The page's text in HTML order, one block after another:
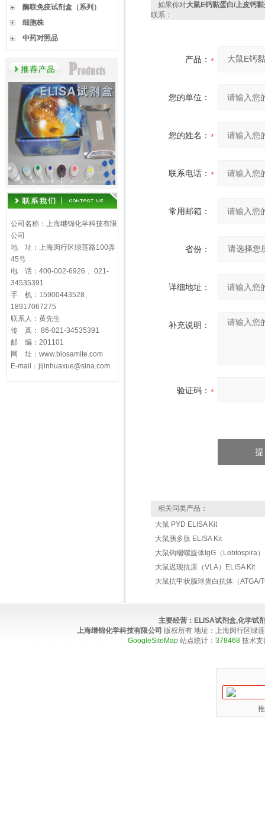
酶联免疫试剂盒（系列）
细胞株
中药对照品
公司名称：上海继锦化学科技有限
公司
地 址：上海闵行区绿莲路100弄
45号
电 话：400-002-6926 、021-
34535391
手 机：15900443528、
18917067275
联系人：黄先生
传 真： 86-021-34535391
邮 编：201101
网 址：www.biosamite.com
E-mail：jijinhuaxue@sina.com
如果你对大鼠E钙黏蛋白/上皮钙
联系：
产品：
您的单位：
您的姓名：
联系电话：
常用邮箱：
省份：
详细地址：
补充说明：
验证码：
相关同类产品：
大鼠 PYD ELISA Kit
大鼠胰多肽 ELISA Kit
大鼠钩端螺旋体IgG（Lebtospira
大鼠迟现抗原（VLA）ELISA Kit
大鼠抗甲状腺球蛋白抗体（ATGA/
主要经营： ELISA试剂盒,化学试
上海继锦化学科技有限公司 版权所有 地址：上海闵行区绿
GoogleSiteMap 站点统计： 378468 技术支